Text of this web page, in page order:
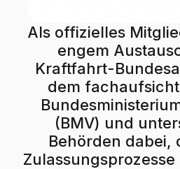
Als offizielles
engem
Kraftfahrt-
dem
(BMV) und
Behörden dabei,